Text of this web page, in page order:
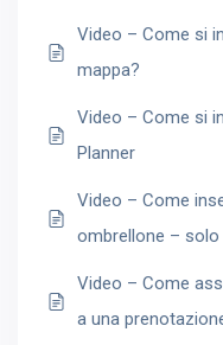
Video – Come si
mappa?
Video – Come si
Planner
Video – Come
ombrellone –
Video – Come
a una